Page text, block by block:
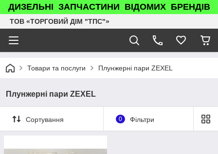
ДИЗЕЛЬНІ ЗАПЧАСТИНИ ВІДОМИХ БРЕНДІВ
ТОВ «ТОРГОВИЙ ДІМ "ТПС"»
Товари та послуги Плунжерні пари ZEXEL
Плунжерні пари ZEXEL
Сортування 0 Фільтри